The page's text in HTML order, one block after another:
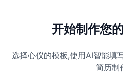
开始制作您
选择心仪的模板,使用AI智能填
简历制